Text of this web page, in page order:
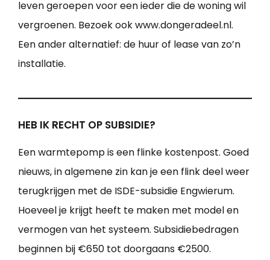
leven geroepen voor een ieder die de woning wil
vergroenen. Bezoek ook www.dongeradeel.nl.
Een ander alternatief: de huur of lease van zo’n
installatie.
HEB IK RECHT OP SUBSIDIE?
Een warmtepomp is een flinke kostenpost. Goed
nieuws, in algemene zin kan je een flink deel weer
terugkrijgen met de ISDE-subsidie Engwierum.
Hoeveel je krijgt heeft te maken met model en
vermogen van het systeem. Subsidiebedragen
beginnen bij €650 tot doorgaans €2500.